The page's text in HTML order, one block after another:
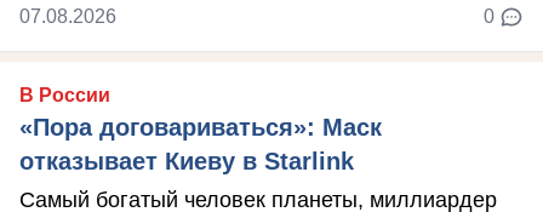
07.08.2026 0
В России
«Пора договариваться»: Маск
отказывает Киеву в Starlink
Самый богатый человек планеты, миллиардер